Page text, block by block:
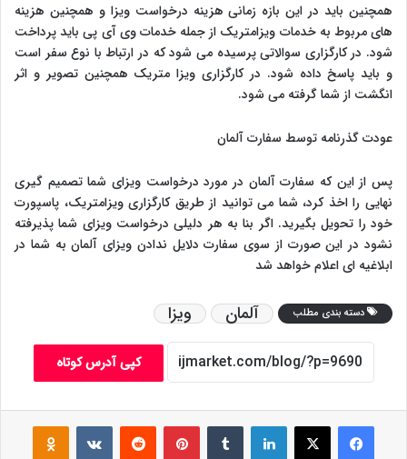
همچنین باید در این بازه زمانی هزینه درخواست ویزا و همچنین هزینه
های مربوط به خدمات ویزامتریک از جمله خدمات وی آی پی باید پرداخت
شود. در کارگزاری سوالاتی پرسیده می شود که در ارتباط با نوع سفر است
و باید پاسخ داده شود. در کارگزاری ویزا متریک همچنین تصویر و اثر
انگشت از شما گرفته می شود.
عودت گذرنامه توسط سفارت آلمان
پس از این که سفارت آلمان در مورد درخواست ویزای شما تصمیم گیری
نهایی را اخذ کرد، شما می توانید از طریق کارگزاری ویزامتریک، پاسپورت
خود را تحویل بگیرید. اگر بنا به هر دلیلی درخواست ویزای شما پذیرفته
نشود در این صورت از سوی سفارت دلایل ندادن ویزای آلمان به شما در
ابلاغیه ای اعلام خواهد شد
دسته بندی مطلب آلمان ویزا
کپی آدرس کوتاه
فیس بوک X لینکدین ‫تامبلر ‫پین‌ترست‫رددیت ‫VKontakte